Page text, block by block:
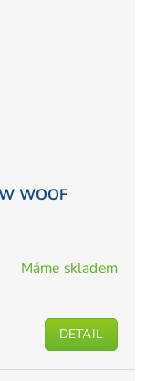
WOOF
Máme skladem
DETAIL